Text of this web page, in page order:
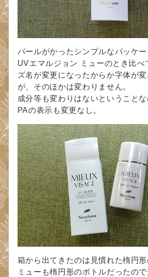
パールがかったシンプルなパッケー
UVエマルジョン ミューのとき比べ
ズ名が変更になったからか字体が
が、そのほかは変わりません。
成分等も変わりはないということ
PAの表示も変更なし。
箱から出てきたのは見慣れた楕円形
ミューも楕円形のボトルだったの